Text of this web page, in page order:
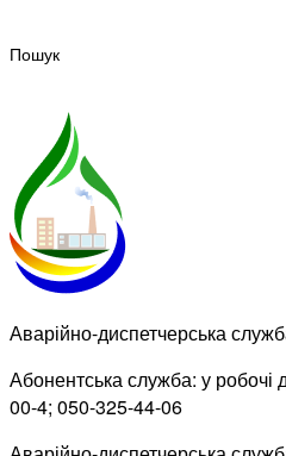
Аварійно-диспетчерська
Абонентська служба: у робочі
00-4; 050-325-44-06